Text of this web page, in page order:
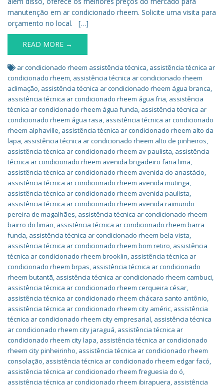
manutenção em ar condicionado rheem. Solicite uma visita para
orçamento no local. […]
READ MORE →
ar condicionado rheem assistência técnica, assistência técnica ar
condicionado rheem, assistência técnica ar condicionado rheem
aclimação, assistência técnica ar condicionado rheem água branca,
assistência técnica ar condicionado rheem água fria, assistência
técnica ar condicionado rheem água funda, assistência técnica ar
condicionado rheem água rasa, assistência técnica ar condicionado
rheem alphaville, assistência técnica ar condicionado rheem alto da
lapa, assistência técnica ar condicionado rheem alto de pinheiros,
assistência técnica ar condicionado rheem av paulista, assistência
técnica ar condicionado rheem avenida brigadeiro faria lima,
assistência técnica ar condicionado rheem avenida do anastácio,
assistência técnica ar condicionado rheem avenida mutinga,
assistência técnica ar condicionado rheem avenida paulista,
assistência técnica ar condicionado rheem avenida raimundo
pereira de magalhães, assistência técnica ar condicionado rheem
bairro do limão, assistência técnica ar condicionado rheem barra
funda, assistência técnica ar condicionado rheem bela vista,
assistência técnica ar condicionado rheem bom retiro, assistência
técnica ar condicionado rheem brooklin, assistência técnica ar
condicionado rheem brpas, assistência técnica ar condicionado
rheem butantã, assistência técnica ar condicionado rheem cambuci,
assistência técnica ar condicionado rheem cerqueira césar,
assistência técnica ar condicionado rheem chácara santo antônio,
assistência técnica ar condicionado rheem city améric, assistência
técnica ar condicionado rheem city empresarial, assistência técnica
ar condicionado rheem city jaraguá, assistência técnica ar
condicionado rheem city lapa, assistência técnica ar condicionado
rheem city pinheirinho, assistência técnica ar condicionado rheem
consolação, assistência técnica ar condicionado rheem edgar facó,
assistência técnica ar condicionado rheem freguesia do ó,
assistência técnica ar condicionado rheem ibirapuera, assistência